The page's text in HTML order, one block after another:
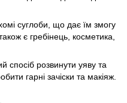
суглоби, що дає їм змогу
є гребінець, косметика,
спосіб розвинути уяву та
гарні зачіски та макіяж.